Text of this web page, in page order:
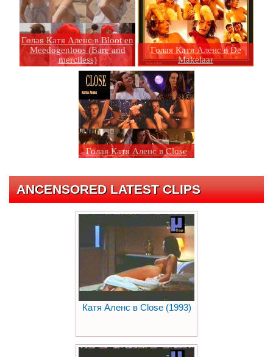
Голая Катя Аленс в Bloot en
Meedogenloos (Bare and
merciless)
Голая Катя Аленс в De
Makelaar
Голая Катя Аленс в Close
ANCENSORED LATEST CLIPS
Катя Аленс в Close (1993)